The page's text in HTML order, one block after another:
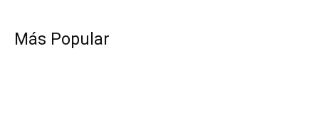
Más Popular